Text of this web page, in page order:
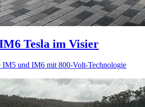
Tesla im Visier
und IM6 mit 800-Volt-Technologie